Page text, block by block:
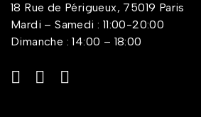
18 Rue de Périgueux, 75019 Paris
Mardi – Samedi : 11:00-20:00
Dimanche : 14:00 – 18:00